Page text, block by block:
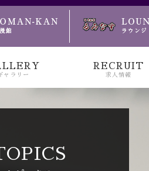
す
ャラリー
RECRUIT
求人情報